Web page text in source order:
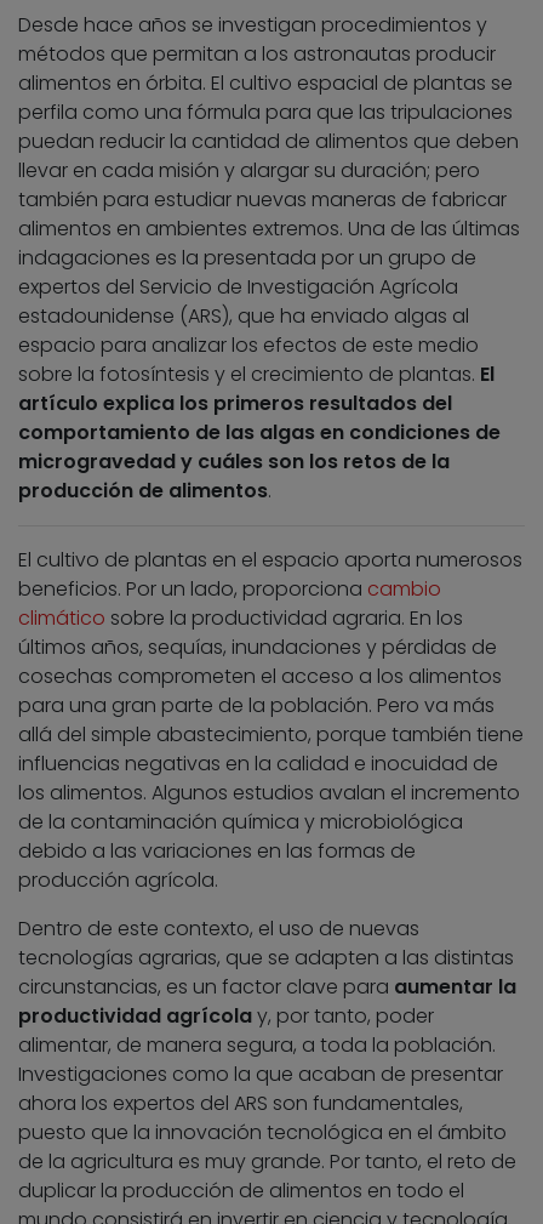
Desde hace años se investigan procedimientos y
métodos que permitan a los astronautas producir
alimentos en órbita. El cultivo espacial de plantas se
perfila como una fórmula para que las tripulaciones
puedan reducir la cantidad de alimentos que deben
llevar en cada misión y alargar su duración; pero
también para estudiar nuevas maneras de fabricar
alimentos en ambientes extremos. Una de las últimas
indagaciones es la presentada por un grupo de
expertos del Servicio de Investigación Agrícola
estadounidense (ARS), que ha enviado algas al
espacio para analizar los efectos de este medio
sobre la fotosíntesis y el crecimiento de plantas. El
artículo explica los primeros resultados del
comportamiento de las algas en condiciones de
microgravedad y cuáles son los retos de la
producción de alimentos.
El cultivo de plantas en el espacio aporta numerosos
beneficios. Por un lado, proporciona cambio
climático sobre la productividad agraria. En los
últimos años, sequías, inundaciones y pérdidas de
cosechas comprometen el acceso a los alimentos
para una gran parte de la población. Pero va más
allá del simple abastecimiento, porque también tiene
influencias negativas en la calidad e inocuidad de
los alimentos. Algunos estudios avalan el incremento
de la contaminación química y microbiológica
debido a las variaciones en las formas de
producción agrícola.
Dentro de este contexto, el uso de nuevas
tecnologías agrarias, que se adapten a las distintas
circunstancias, es un factor clave para aumentar la
productividad agrícolay, por tanto, poder
alimentar, de manera segura, a toda la población.
Investigaciones como la que acaban de presentar
ahora los expertos del ARS son fundamentales,
puesto que la innovación tecnológica en el ámbito
de la agricultura es muy grande. Por tanto, el reto de
duplicar la producción de alimentos en todo el